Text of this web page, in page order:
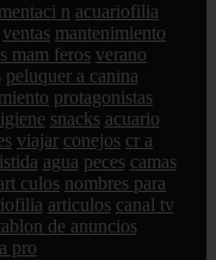
n acuariofilia
ventas mantenimiento
mam feros verano
peluquer a canina
protagonistas
snacks acuario
viajar conejos cr a
agua peces camas
culos nombres para
articulos canal tv
de anuncios
pro